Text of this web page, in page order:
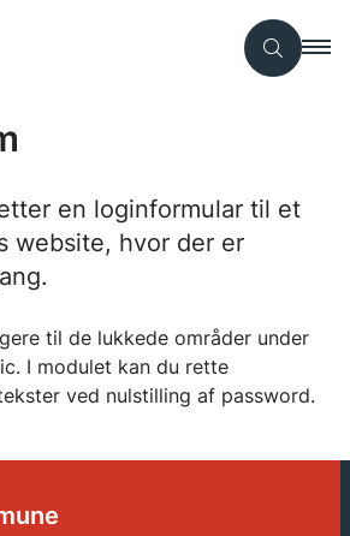
en loginformular til et
website, hvor der er
til de lukkede områder under
I modulet kan du rette
ved nulstilling af password.